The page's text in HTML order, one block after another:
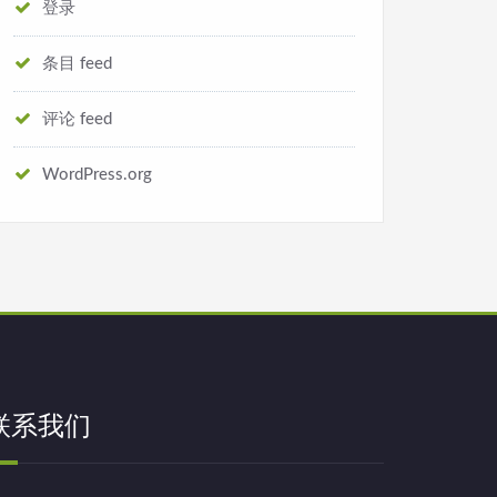
登录
条目 feed
评论 feed
WordPress.org
系我们